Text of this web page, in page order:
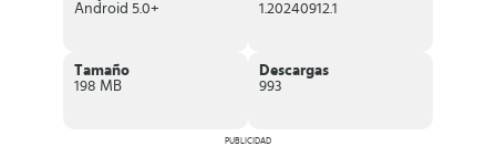
debes alimentarlos con suculentos platos y postres exquisitos.
experiencia y recompensas para tus mochigatos.
Android 5.0+
1.20240912.1
Tamaño
198 MB
Descargas
993
PUBLICIDAD